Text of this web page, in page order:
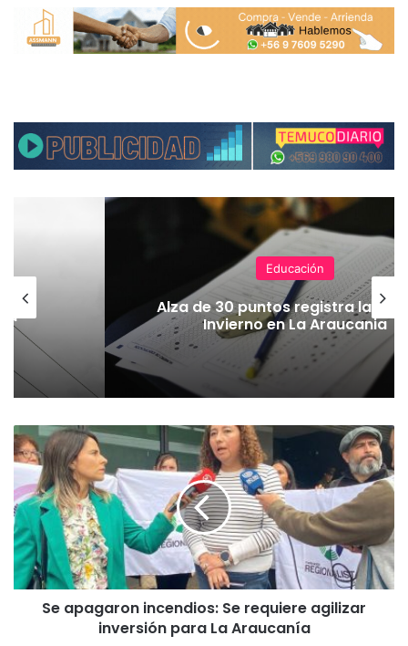
Educación
Alza de 30 puntos registra la
Invierno en La Araucania
S
e
a
p
a
g
a
o
Se apagaron incendios: Se requiere agilizar
inversión para La Araucanía